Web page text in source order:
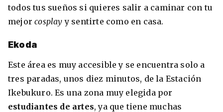
todos tus sueños si quieres salir a caminar con tu
mejorcosplay y sentirte como en casa.
Ekoda
Este área es muy accesible y se encuentra solo a
tres paradas, unos diez minutos, de la Estación
Ikebukuro. Es una zona muy elegida por
estudiantes de artes, ya que tiene muchas